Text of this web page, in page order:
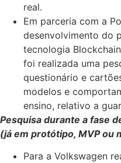
real.
Em parceria com a
desenvolvimento do
tecnologia
foi realizada uma
questionário e
modelos e
ensino, relativo a
Pesquisa durante a fase
(já em protótipo, MVP ou
Para a Volkswagen